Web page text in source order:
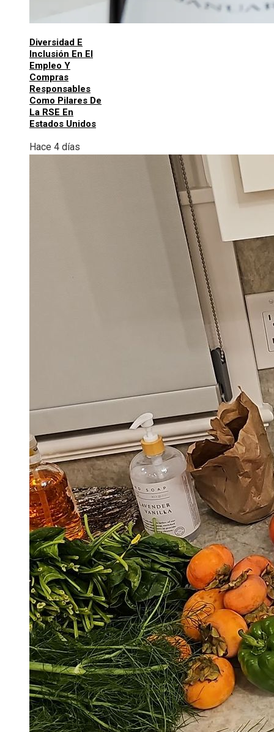
Diversidad E
Inclusión En El
Empleo Y
Compras
Responsables
Como Pilares De
La RSE En
Estados Unidos
Hace 4 días